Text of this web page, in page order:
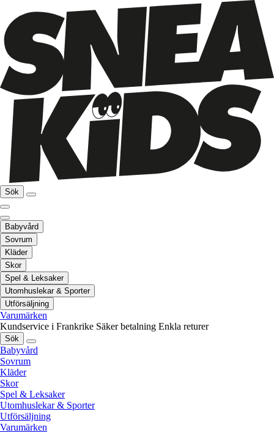
Sök
Babyvård
Sovrum
Kläder
Skor
Spel & Leksaker
Utomhuslekar & Sporter
Utförsäljning
Varumärken
Kundservice i Frankrike Säker betalning Enkla returer
Sök
Babyvård
Sovrum
Kläder
Skor
Spel & Leksaker
Utomhuslekar & Sporter
Utförsäljning
Varumärken